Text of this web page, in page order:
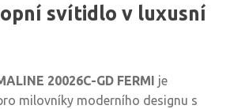
svítidlo v luxusní
20026C-GD FERMI je
milovníky moderního designu s